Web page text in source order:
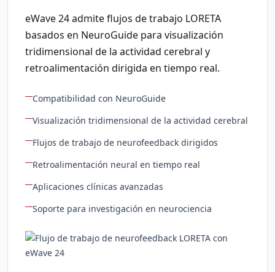
eWave 24 admite flujos de trabajo LORETA
basados en NeuroGuide para visualización
tridimensional de la actividad cerebral y
retroalimentación dirigida en tiempo real.
Compatibilidad con NeuroGuide
Visualización tridimensional de la actividad cerebral
Flujos de trabajo de neurofeedback dirigidos
Retroalimentación neural en tiempo real
Aplicaciones clínicas avanzadas
Soporte para investigación en neurociencia